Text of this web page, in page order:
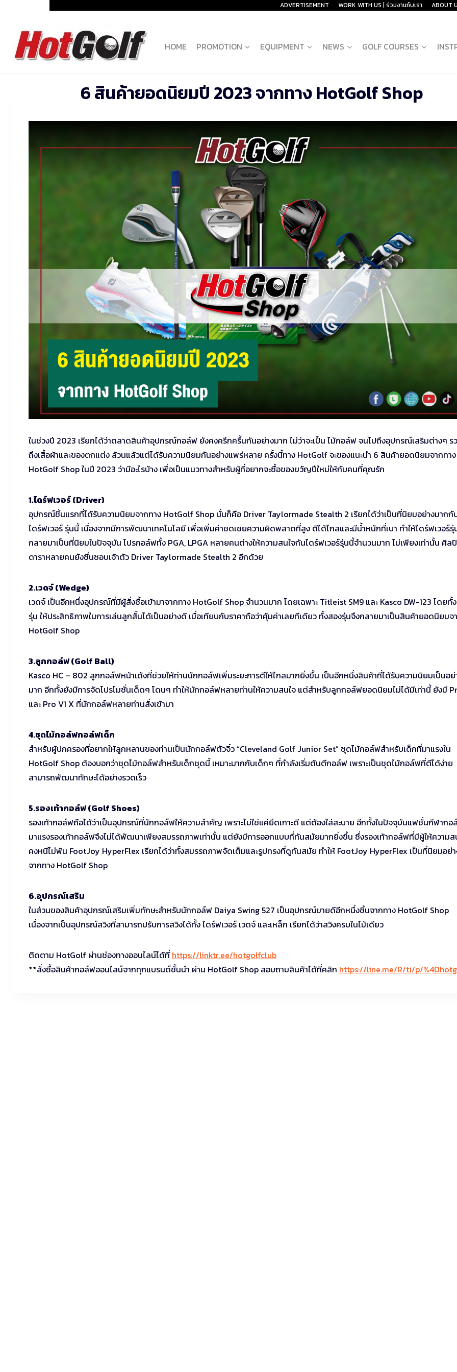
content
ADVERTISEMENT WORK WITH US | ร่วมงานกับเรา ABOUT
HOME PROMOTION EQUIPMENT NEWS GOLF COURSES
6 สินค้ายอดนิยมปี 2023 จากทาง HotGolf Shop
ในช่วงปี 2023 เรียกได้ว่าตลาดสินค้าอุปกรณ์กอล์ฟ ยังคงครึกครื้นกันอย่างมาก ไม่ว่าจะเป็น ไม้กอล์ฟ จนไปถึงอุปกรณ์เสริมต่างๆ ร
ถึงเสื้อผ้าและของตกแต่ง ล้วนแล้วแต่ได้รับความนิยมกันอย่างแพร่หลาย ครั้งนี้ทาง HotGolf จะของแนะนำ 6 สินค้ายอดนิยมจากทาง
HotGolf Shop ในปี 2023 ว่ามีอะไรบ้าง เพื่อเป็นแนวทางสำหรับผู้ที่อยากจะซื้อของขวัญปีใหม่ให้กับคนที่คุณรัก
1.ไดร์ฟเวอร์ (Driver)
อุปกรณ์ชิ้นแรกที่ได้รับความนิยมจากทาง HotGolf Shop นั่นก็คือ Driver Taylormade Stealth 2 เรียกได้ว่าเป็นที่นิยมอย่างมากกั
ไดร์ฟเวอร์ รุ่นนี้ เนื่องจากมีการพัฒนาเทคโนโลยี เพื่อเพิ่มค่าชดเชยความผิดพลาดที่สูง ตีได้ไกลและมีน้ำหนักที่เบา ทำให้ไดร์ฟเวอร์
กลายมาเป็นที่นิยมในปัจจุบัน โปรกอล์ฟทั้ง PGA, LPGA หลายคนต่างให้ความสนใจกันไดร์ฟเวอร์รุ่นนี้จำนวนมาก ไม่เพียงเท่านั้น ศิล
ดาราหลายคนยังชื่นชอบเจ้าตัว Driver Taylormade Stealth 2 อีกด้วย
2.เวดจ์ (Wedge)
เวดจ์ เป็นอีกหนึ่งอุปกรณ์ที่มีผู้สั่งซื้อเข้ามาจากทาง HotGolf Shop จำนวนมาก โดยเฉพาะ Titleist SM9 และ Kasco DW-123 โดยทั้
รุ่น ให้ประสิทธิภาพในการเล่นลูกสั้นได้เป็นอย่างดี เมื่อเทียบกับราคาถือว่าคุ้มค่าเลยทีเดียว ทั้งสองรุ่นจึงกลายมาเป็นสินค้ายอดนิยมจ
HotGolf Shop
3.ลูกกอล์ฟ (Golf Ball)
Kasco HC – 802 ลูกกอล์ฟหน้าเด้งที่ช่วยให้ท่านนักกอล์ฟเพิ่มระยะการตีให้ไกลมากยิ่งขึ้น เป็นอีกหนึ่งสินค้าที่ได้รับความนิยมเป็นอย่
มาก อีกทั้งยังมีการจัดโปรโมชั่นเด็ดๆ โดนๆ ทำให้นักกอล์ฟหลายท่านให้ความสนใจ แต่สำหรับลูกกอล์ฟยอดนิยมไม่ได้มีเท่านี้ ยังมี
และ Pro V1 X ที่นักกอล์ฟหลายท่านสั่งเข้ามา
4.ชุดไม้กอล์ฟกอล์ฟเด็ก
สำหรับผู้ปกครองที่อยากให้ลูกหลานของท่านเป็นนักกอล์ฟตัวจิ๋ว “Cleveland Golf Junior Set” ชุดไม้กอล์ฟสำหรับเด็กที่มาแรงใน
HotGolf Shop ต้องบอกว่าชุดไม้กอล์ฟสำหรับเด็กชุดนี้ เหมาะมากกับเด็กๆ ที่กำลังเริ่มต้นตีกอล์ฟ เพราะเป็นชุดไม้กอล์ฟที่ตีได้ง่าย
สามารถพัฒนาทักษะได้อย่างรวดเร็ว
5.รองเท้ากอล์ฟ (Golf Shoes)
รองเท้ากอล์ฟถือได้ว่าเป็นอุปกรณ์ที่นักกอล์ฟให้ความสำคัญ เพราะไม่ใช่แค่ยึดเกาะดี แต่ต้องใส่สะบาย อีกทั้งในปัจจุบันแฟชั่นกีฬาก
มาแรงรองเท้ากอล์ฟจึงไม่ได้พัฒนาเพียงสมรรถภาพเท่านั้น แต่ยังมีการออกแบบที่ทันสมัยมากยิ่งขึ้น ซึ่งรองเท้ากอล์ฟที่มีผู้ให้ความส
คงหนีไม่พ้น FootJoy HyperFlex เรียกได้ว่าทั้งสมรรถภาพจัดเต็มและรูปทรงที่ดูทันสมัย ทำให้ FootJoy HyperFlex เป็นที่นิยมอย่
จากทาง HotGolf Shop
6.อุปกรณ์เสริม
ในส่วนของสินค้าอุปกรณ์เสริมเพิ่มทักษะสำหรับนักกอล์ฟ Daiya Swing 527 เป็นอุปกรณ์ขายดีอีกหนึ่งชิ้นจากทาง HotGolf Shop
เนื่องจากเป็นอุปกรณ์สวิงที่สามารถปรับการสวิงได้ทั้ง ไดร์ฟเวอร์ เวดจ์ และเหล็ก เรียกได้ว่าสวิงครบในไม้เดียว
ติดตาม HotGolf ผ่านช่องทางออนไลน์ได้ที่ https://linktr.ee/hotgolfclub
**สั่งซื้อสินค้ากอล์ฟออนไลน์จากทุกแบรนด์ชั้นนำ ผ่าน HotGolf Shop สอบถามสินค้าได้ที่คลิก https://line.me/R/ti/p/